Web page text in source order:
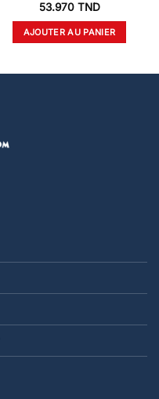
53.970 TND
AJOUTER AU PANIER